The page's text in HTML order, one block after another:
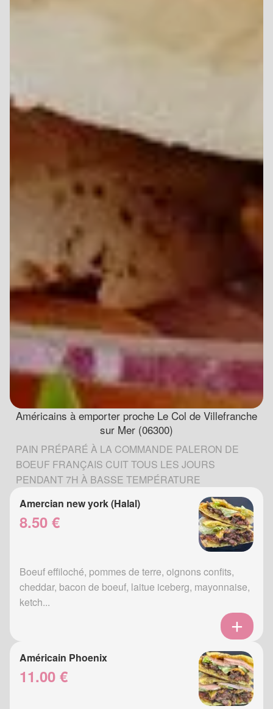
Américains à emporter proche Le Col de Villefranche
sur Mer (06300)
PAIN PRÉPARÉ À LA COMMANDE PALERON DE
BOEUF FRANÇAIS CUIT TOUS LES JOURS
PENDANT 7H À BASSE TEMPÉRATURE
Amercian new york (Halal)
8.50 €
Boeuf effiloché, pommes de terre, oignons confits,
cheddar, bacon de boeuf, laitue iceberg, mayonnaise,
ketch...
Américain Phoenix
11.00 €